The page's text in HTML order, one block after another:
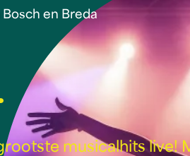
en Breda
musicalhits live!